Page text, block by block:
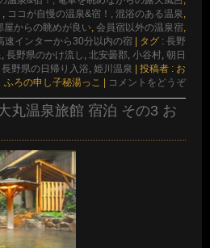
, ココが自慢の温泉&宿！, 混浴のある温泉,
屋からの眺めが良い, 会員宿以外の温泉宿,
速インターから30分以内の宿
タグ : 長野
, 長野県のかけ流し , 北安曇郡, 小谷村, 朝日
長野県の日帰り入浴, 姫川温泉
投稿者 : お
ふろの申し子秘湯っこ
コメントをどうぞ
丸温泉旅館 宿泊 その3 お